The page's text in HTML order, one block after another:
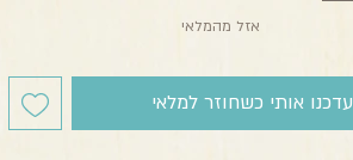
אזל מהמלאי
עדכנו אותי כשחוזר למלאי